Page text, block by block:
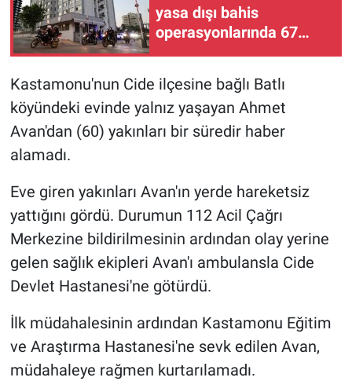
yasa dışı bahis
operasyonlarında 67
Kastamonu'nun Cide ilçesine bağlı Batlı
köyündeki evinde yalnız yaşayan Ahmet
Avan'dan (60) yakınları bir süredir haber
alamadı.
Eve giren yakınları Avan'ın yerde hareketsiz
yattığını gördü. Durumun 112 Acil Çağrı
Merkezine bildirilmesinin ardından olay yerine
gelen sağlık ekipleri Avan'ı ambulansla Cide
Devlet Hastanesi'ne götürdü.
İlk müdahalesinin ardından Kastamonu Eğitim
ve Araştırma Hastanesi'ne sevk edilen Avan,
müdahaleye rağmen kurtarılamadı.
Gündem Özel
Günün görüntüsü
Haber
İlan
Kimdir
Koronavirüs
Kültür Sanat
Ne demişti
Nedir